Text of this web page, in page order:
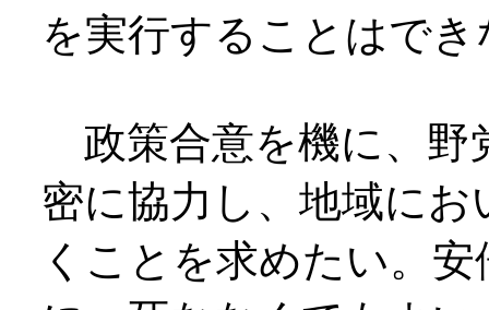
を実行することはでき
政策合意を機に、野
密に協力し、地域に
くことを求めたい。